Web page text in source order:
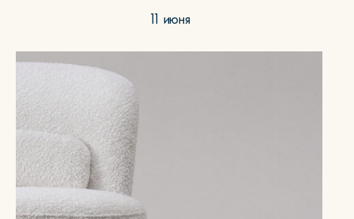
Стул Престон
11 июня